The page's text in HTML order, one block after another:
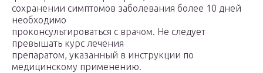
сохранении симптомов заболевания более 10 дней
необходимо
проконсультироваться с врачом. Не следует
превышать курс лечения
препаратом, указанный в инструкции по
медицинскому применению.